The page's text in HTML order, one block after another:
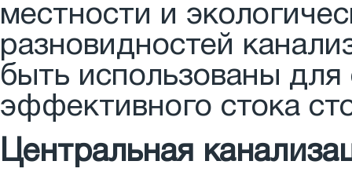
местности и
разновидностей
быть использованы
эффективного стока
Центральная